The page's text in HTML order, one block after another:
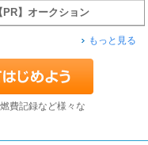
PR】オークション
もっと見る
費記録など様々な